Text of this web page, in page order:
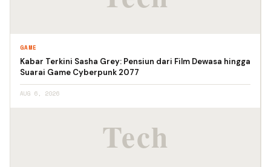
GAME
Kabar Terkini Sasha Grey: Pensiun dari Film Dewasa hingga
Suarai Game Cyberpunk 2077
AUG 6, 2026